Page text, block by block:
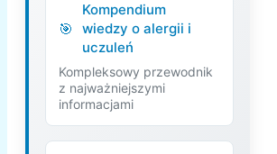
Kompendium
wiedzy o alergii i
uczuleń
Kompleksowy przewodnik
z najważniejszymi
informacjami